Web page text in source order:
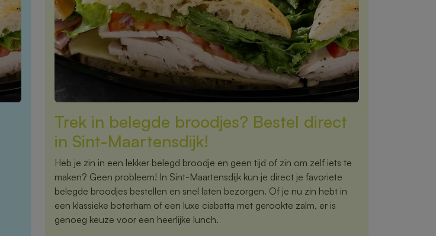
Trek in belegde broodjes? Bestel direct
in Sint-Maartensdijk!
Heb je zin in een lekker belegd broodje en geen tijd of zin om zelf iets te
maken? Geen probleem! In Sint-Maartensdijk kun je direct je favoriete
belegde broodjes bestellen en snel laten bezorgen. Of je nu zin hebt in
een klassieke boterham of een luxe ciabatta met gerookte zalm, er is
genoeg keuze voor een heerlijke lunch.